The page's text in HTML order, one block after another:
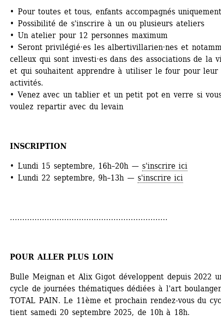
• Pour toutes et tous, enfants accompagnés
• Possibilité de s'inscrire à un ou plusieurs ateliers
• Un atelier pour 12 personnes maximum
• Seront privilégié·es les albertivillarien·nes et
celleux qui sont investi·es dans des associations de la
et qui souhaitent apprendre à utiliser le four pour leur
activités.
• Venez avec un tablier et un petit pot en verre si
voulez repartir avec du levain
INSCRIPTION
• Lundi 15 septembre, 16h–20h — s'inscrire ici
• Lundi 22 septembre, 9h–13h — s'inscrire ici
................................................................
POUR ALLER PLUS LOIN
Bulle Meignan et Alix Gigot développent depuis 2022
cycle de journées thématiques dédiées à l'art
TOTAL PAIN. Le 11ème et prochain rendez-vous du
tient samedi 20 septembre 2025, de 10h à 18h.